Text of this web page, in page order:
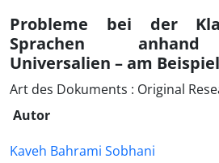
Probleme bei der
Sprachen anhand
Universalien – am
Art des Dokuments : Original
Autor
Kaveh Bahrami Sobhani